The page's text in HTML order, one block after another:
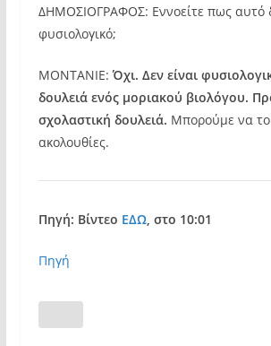
ΔΗΜΟΣΙΟΓΡΑΦΟΣ: Εννοείτε πως αυτό
φυσιολογικό;
ΜΟΝΤΑΝΙΕ:Όχι. Δεν είναι
δουλειά ενός μοριακού βιολόγου.
σχολαστική δουλειά. Μπορούμε να
ακολουθίες.
Πηγή: Βίντεο ΕΔΩ, στο 10:01
Πηγή